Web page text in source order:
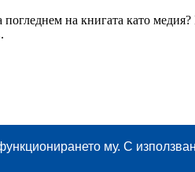
му. С
на книгата като